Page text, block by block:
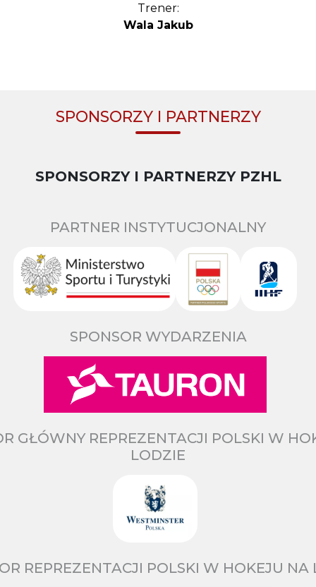
Trener:
Wala Jakub
SPONSORZY I PARTNERZY
SPONSORZY I PARTNERZY PZHL
PARTNER INSTYTUCJONALNY
SPONSOR WYDARZENIA
GŁÓWNY REPREZENTACJI POLSKI W
LODZIE
REPREZENTACJI POLSKI W HOKEJU NA